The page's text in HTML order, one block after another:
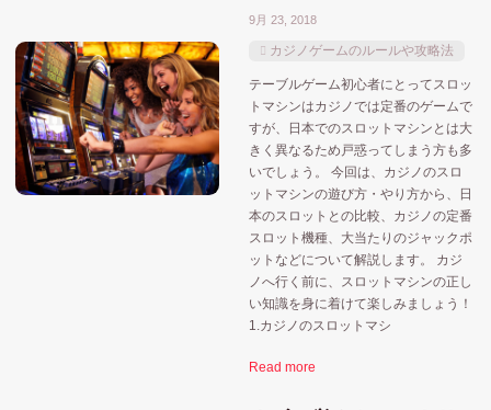
おすすめ記事
アメリカ合衆国 ウィンリゾーツ
カードトランプゲーム ギャラクシーエンターテイ
シーザーズエンターテインメント ハードロックジャパン
9月 23, 2018
カジノゲームのルールや攻略法
テーブルゲーム初心者にとってスロッ
トマシンはカジノでは定番のゲームで
すが、日本でのスロットマシンとは大
きく異なるため戸惑ってしまう方も多
いでしょう。 今回は、カジノのスロ
ットマシンの遊び方・やり方から、日
本のスロットとの比較、カジノの定番
スロット機種、大当たりのジャックポ
ットなどについて解説します。 カジ
ノへ行く前に、スロットマシンの正し
い知識を身に着けて楽しみましょう！
1.カジノのスロットマシ
Read more